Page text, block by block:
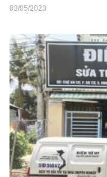
03/05/2023